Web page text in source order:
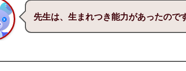
先生は、生まれつき能力があったので